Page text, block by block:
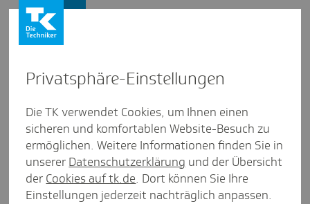
Mit Saar­län­di­scher Forschung
zu mehr Pati­en­ten­si­cher­heit
Inter­view aus Saar­land
Presse und Politik Digitaler Fortschritt
Privat­sphäre-Einstel­lungen
Die TK verwendet Cookies, um Ihnen einen
sicheren und komfortablen Website-Besuch zu
ermöglichen. Weitere Informationen finden Sie in
unserer Datenschutzerklärung und der Übersicht
der Cookies auf tk.de. Dort können Sie Ihre
Einstellungen jederzeit nachträglich anpassen.